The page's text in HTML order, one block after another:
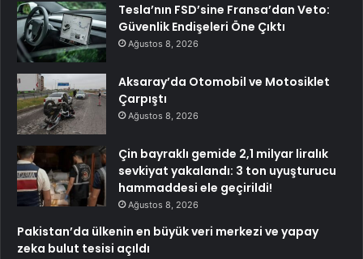
Tesla’nın FSD’sine Fransa’dan Veto:
Güvenlik Endişeleri Öne Çıktı
Ağustos 8, 2026
Aksaray’da Otomobil ve Motosiklet
Çarpıştı
Ağustos 8, 2026
Çin bayraklı gemide 2,1 milyar liralık
sevkiyat yakalandı: 3 ton uyuşturucu
hammaddesi ele geçirildi!
Ağustos 8, 2026
Pakistan’da ülkenin en büyük veri merkezi ve yapay
zeka bulut tesisi açıldı